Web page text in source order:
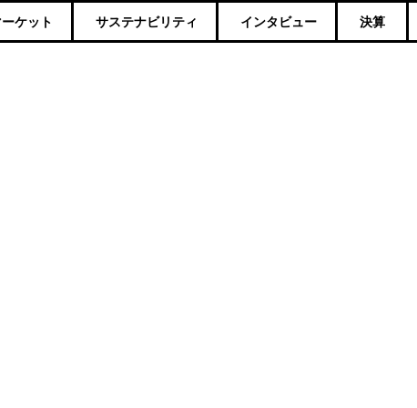
ケット サステナビリティ インタビュー 決算